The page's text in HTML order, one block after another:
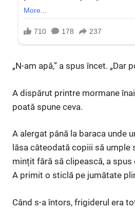
„N-am apă,” a spus încet. „Dar
A dispărut printre mormane
poată spune ceva.
A alergat până la baraca unde
lăsa câteodată copiii să umple
mințit fără să clipească, a spus
A primit o sticlă pe jumătate
Când s-a întors, frigiderul era